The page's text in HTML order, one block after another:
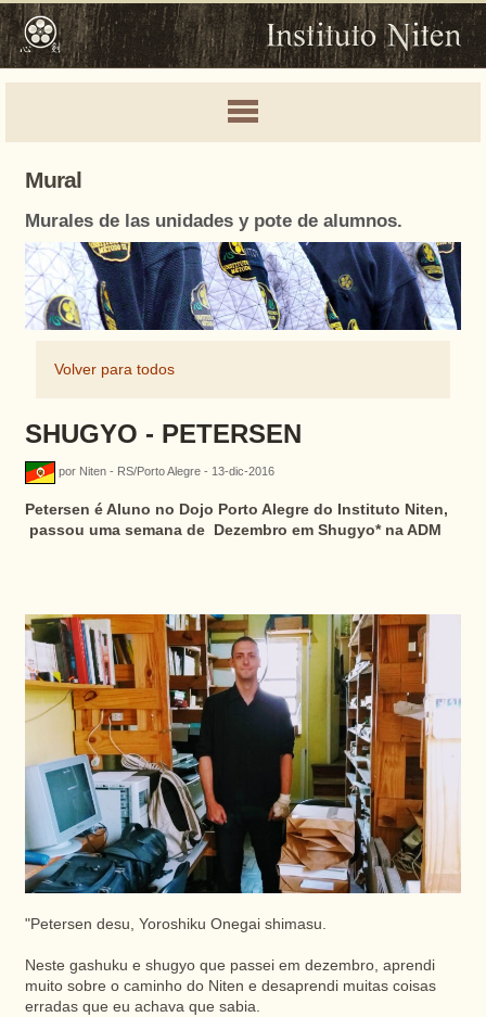
Mural
Murales de las unidades y pote de alumnos.
Volver para todos
SHUGYO - PETERSEN
por Niten - RS/Porto Alegre - 13-dic-2016
Petersen é Aluno no Dojo Porto Alegre do Instituto Niten,
passou uma semana de Dezembro em Shugyo* na ADM
"Petersen desu, Yoroshiku Onegai shimasu.
Neste gashuku e shugyo que passei em dezembro, aprendi
muito sobre o caminho do Niten e desaprendi muitas coisas
erradas que eu achava que sabia.